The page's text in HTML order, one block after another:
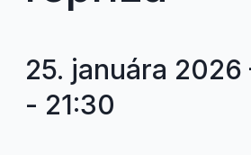
25. januára
- 21:30